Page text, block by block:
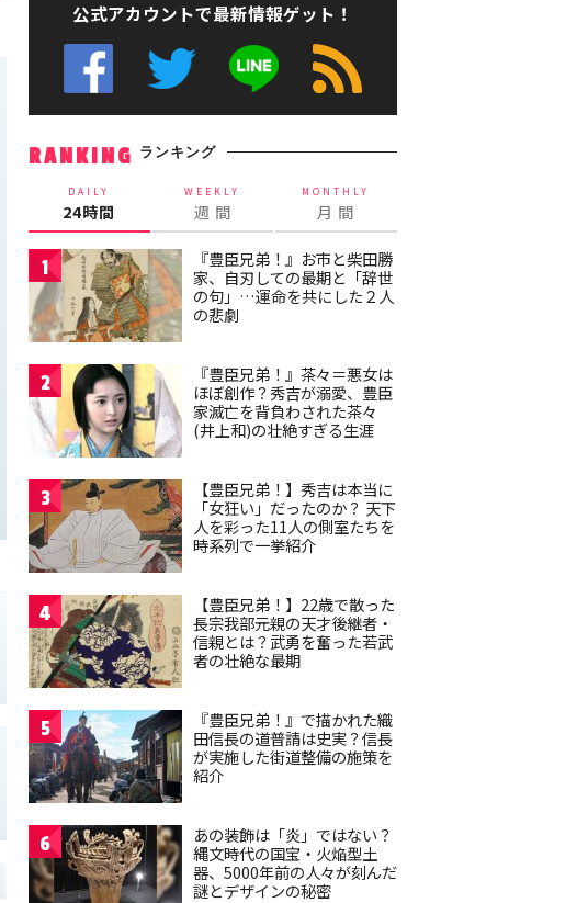
公式アカウントで最新情報ゲット！
RANKING ランキング
DAILY
24時間
WEEKLY
週 間
MONTHLY
月 間
1
『豊臣兄弟！』お市と柴田勝
家、自刃しての最期と「辞世
の句」…運命を共にした２人
の悲劇
2
『豊臣兄弟！』茶々＝悪女は
ほぼ創作？秀吉が溺愛、豊臣
家滅亡を背負わされた茶々
(井上和)の壮絶すぎる生涯
3
【豊臣兄弟！】秀吉は本当に
「女狂い」だったのか？ 天下
人を彩った11人の側室たちを
時系列で一挙紹介
4
【豊臣兄弟！】22歳で散った
長宗我部元親の天才後継者・
信親とは？武勇を奮った若武
者の壮絶な最期
5
『豊臣兄弟！』で描かれた織
田信長の道普請は史実？信長
が実施した街道整備の施策を
紹介
6
あの装飾は「炎」ではない？
縄文時代の国宝・火焔型土
器、5000年前の人々が刻んだ
謎とデザインの秘密